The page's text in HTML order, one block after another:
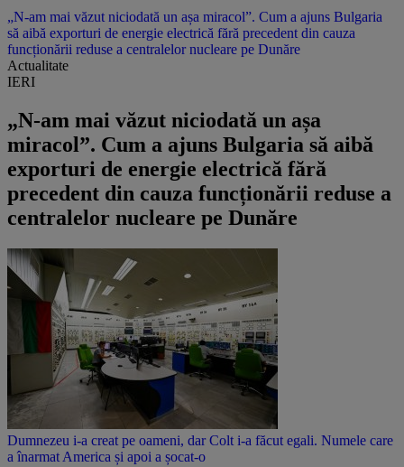
„N-am mai văzut niciodată un așa miracol”. Cum a ajuns Bulgaria
să aibă exporturi de energie electrică fără precedent din cauza
funcționării reduse a centralelor nucleare pe Dunăre
Actualitate
IERI
„N-am mai văzut niciodată un așa
miracol”. Cum a ajuns Bulgaria să aibă
exporturi de energie electrică fără
precedent din cauza funcționării reduse a
centralelor nucleare pe Dunăre
Dumnezeu i-a creat pe oameni, dar Colt i-a făcut egali. Numele care
a înarmat America și apoi a șocat-o